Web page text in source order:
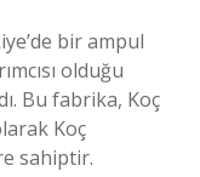
bir ampul
olduğu
Bu fabrika, Koç
Koç
sahiptir.